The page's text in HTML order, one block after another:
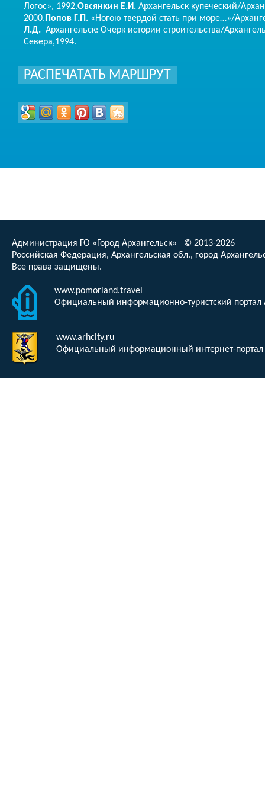
Логос», 1992.Овсянкин Е.И. Архангельск купеческий/
2000. Попов Г.П. «Ногою твердой стать при море…»/
Л.Д. Архангельск: Очерк истории строительства/
Севера,1994.
РАСПЕЧАТАТЬ МАРШРУТ
Администрация ГО «Город Архангельск» © 2013-2026
Российская Федерация, Архангельская обл., город
Все права защищены.
www.pomorland.travel
Официальный информационно-туристский портал
www.arhcity.ru
Официальный информационный интернет-портал